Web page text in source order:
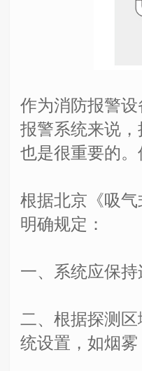
作为消防报警
报警系统来说
也是很重要的
根据北京《吸
明确规定：
一、系统应保
二、根据探测
统设置，如烟雾